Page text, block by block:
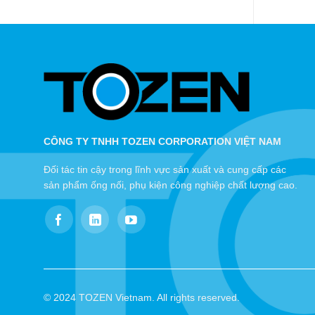
CÔNG TY TNHH TOZEN CORPORATION VIỆT NAM
Đối tác tin cậy trong lĩnh vực sản xuất và cung cấp các
sản phẩm ống nối, phụ kiện công nghiệp chất lượng cao.
© 2024 TOZEN Vietnam. All rights reserved.